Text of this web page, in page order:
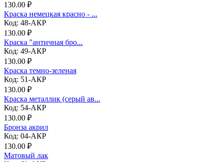
130.00 ₽
Краска немецкая красно - ...
Код: 48-АКР
130.00 ₽
Краска "античная бро...
Код: 49-АКР
130.00 ₽
Краска темно-зеленая
Код: 51-АКР
130.00 ₽
Краска металлик (серый ав...
Код: 54-АКР
130.00 ₽
Бронза акрил
Код: 04-АКР
130.00 ₽
Матовый лак